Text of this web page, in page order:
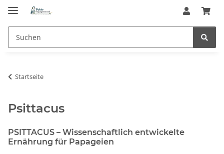
Startseite
Psittacus
PSITTACUS – Wissenschaftlich entwickelte
Ernährung für Papageien